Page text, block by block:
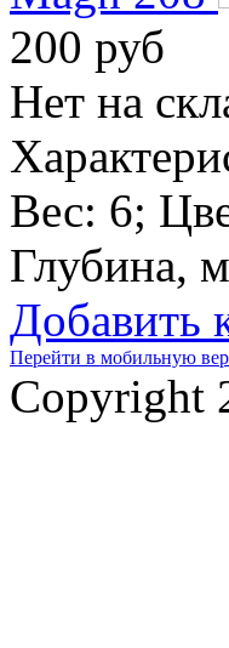
200 руб
Нет на
Вес: 6;
Глубина,
Добавить
Перейти в мобильную
Copyright